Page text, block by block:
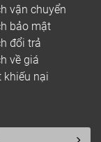
vận chuyển
bảo mật
đổi trả
về giá
khiếu nại